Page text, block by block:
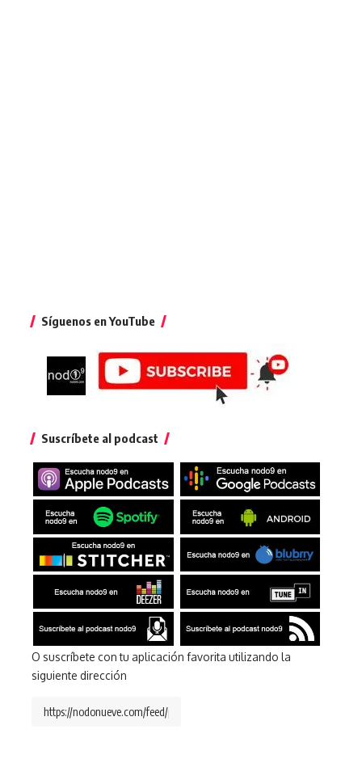
Síguenos en YouTube
Suscríbete al podcast
O suscríbete con tu aplicación favorita utilizando la
siguiente dirección